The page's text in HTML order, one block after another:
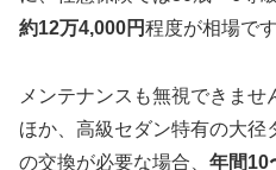
約12万4,000円程度が相場です
メンテナンスも無視できま
ほか、高級セダン特有の大径
の交換が必要な場合、 年間10